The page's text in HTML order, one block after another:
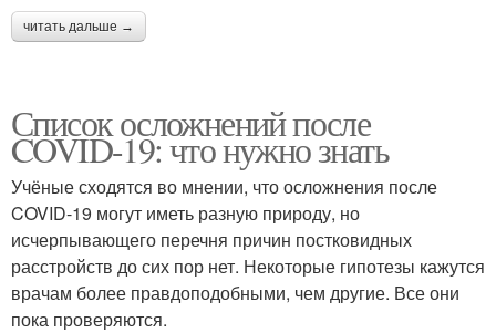
читать дальше →
Список осложнений после
COVID-19: что нужно знать
Учёные сходятся во мнении, что осложнения после
COVID-19 могут иметь разную природу, но
исчерпывающего перечня причин постковидных
расстройств до сих пор нет. Некоторые гипотезы кажутся
врачам более правдоподобными, чем другие. Все они
пока проверяются.